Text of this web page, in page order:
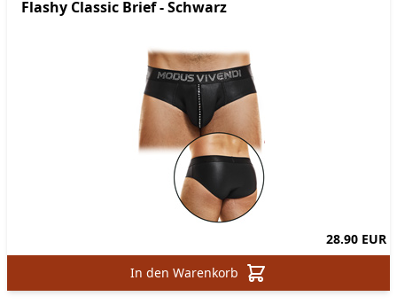
Flashy Classic Brief - Schwarz
28.90 EUR
In den Warenkorb